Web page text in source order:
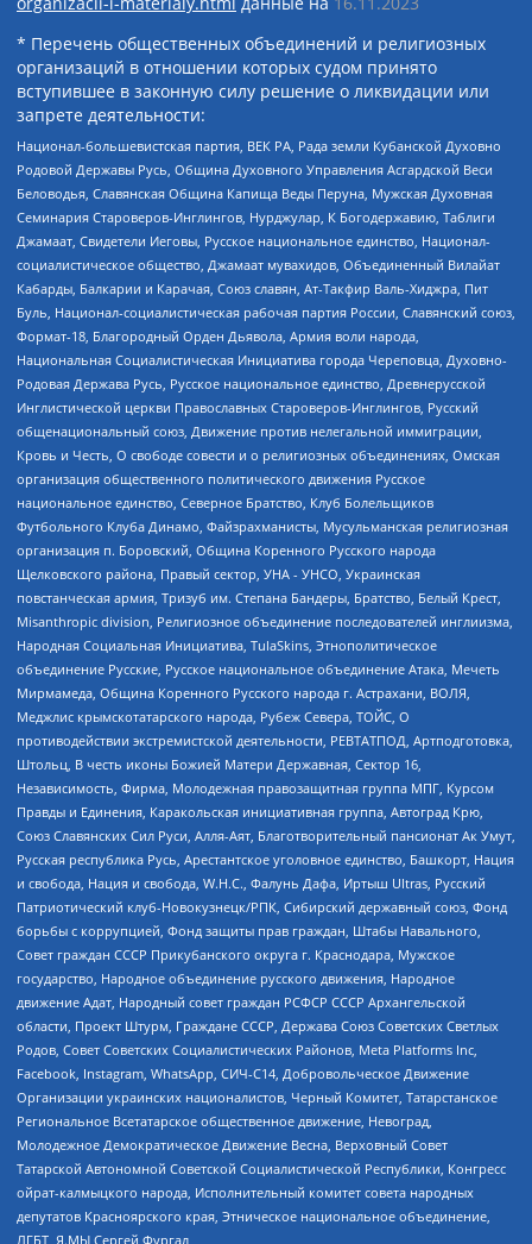
* Перечень общественных объединений и религиозных
организаций в отношении которых судом принято
вступившее в законную силу решение о ликвидации или
запрете деятельности:
Национал-большевистская партия, ВЕК РА, Рада земли Кубанской Духовно
Родовой Державы Русь, Община Духовного Управления Асгардской Веси
Беловодья, Славянская Община Капища Веды Перуна, Мужская Духовная
Семинария Староверов-Инглингов, Нурджулар, К Богодержавию, Таблиги
Джамаат, Свидетели Иеговы, Русское национальное единство, Национал-
социалистическое общество, Джамаат мувахидов, Объединенный Вилайат
Кабарды, Балкарии и Карачая, Союз славян, Ат-Такфир Валь-Хиджра, Пит
Буль, Национал-социалистическая рабочая партия России, Славянский союз,
Формат-18, Благородный Орден Дьявола, Армия воли народа,
Национальная Социалистическая Инициатива города Череповца, Духовно-
Родовая Держава Русь, Русское национальное единство, Древнерусской
Инглистической церкви Православных Староверов-Инглингов, Русский
общенациональный союз, Движение против нелегальной иммиграции,
Кровь и Честь, О свободе совести и о религиозных объединениях, Омская
организация общественного политического движения Русское
национальное единство, Северное Братство, Клуб Болельщиков
Футбольного Клуба Динамо, Файзрахманисты, Мусульманская религиозная
организация п. Боровский, Община Коренного Русского народа
Щелковского района, Правый сектор, УНА - УНСО, Украинская
повстанческая армия, Тризуб им. Степана Бандеры, Братство, Белый Крест,
Misanthropic division, Религиозное объединение последователей инглиизма,
Народная Социальная Инициатива, TulaSkins, Этнополитическое
объединение Русские, Русское национальное объединение Атака, Мечеть
Мирмамеда, Община Коренного Русского народа г. Астрахани, ВОЛЯ,
Меджлис крымскотатарского народа, Рубеж Севера, ТОЙС, О
противодействии экстремистской деятельности, РЕВТАТПОД, Артподготовка,
Штольц, В честь иконы Божией Матери Державная, Сектор 16,
Независимость, Фирма, Молодежная правозащитная группа МПГ, Курсом
Правды и Единения, Каракольская инициативная группа, Автоград Крю,
Союз Славянских Сил Руси, Алля-Аят, Благотворительный пансионат Ак Умут,
Русская республика Русь, Арестантское уголовное единство, Башкорт, Нация
и свобода, Нация и свобода, W.H.С., Фалунь Дафа, Иртыш Ultras, Русский
Патриотический клуб-Новокузнецк/РПК, Сибирский державный союз, Фонд
борьбы с коррупцией, Фонд защиты прав граждан, Штабы Навального,
Совет граждан СССР Прикубанского округа г. Краснодара, Мужское
государство, Народное объединение русского движения, Народное
движение Адат, Народный совет граждан РСФСР СССР Архангельской
области, Проект Штурм, Граждане СССР, Держава Союз Советских Светлых
Родов, Совет Советских Социалистических Районов, Meta Platforms Inc,
Facebook, Instagram, WhatsApp, СИЧ-С14, Добровольческое Движение
Организации украинских националистов, Черный Комитет, Татарстанское
Региональное Всетатарское общественное движение, Невоград,
Молодежное Демократическое Движение Весна, Верховный Совет
Татарской Автономной Советской Социалистической Республики, Конгресс
ойрат-калмыцкого народа, Исполнительный комитет совета народных
депутатов Красноярского края, Этническое национальное объединение,
ЛГБТ, Я.МЫ Сергей Фургал